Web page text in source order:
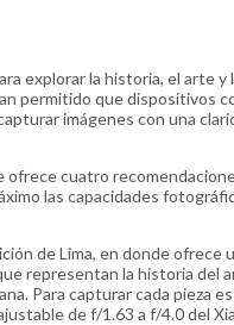
explorar la historia, el arte y
permitido que dispositivos
imágenes con una
cuatro
las capacidades
de Lima, en donde ofrece
representan la historia del
Para capturar cada pieza es
de f/1.63 a f/4.0 del